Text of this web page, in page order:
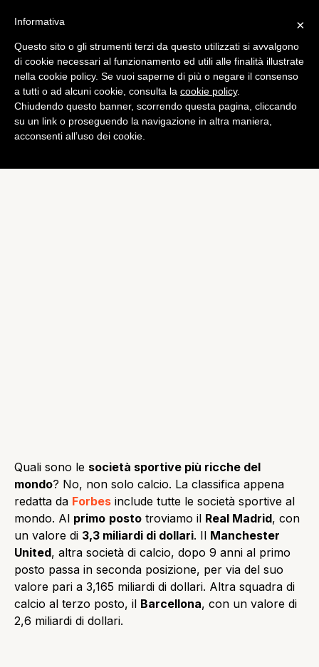
Curiosità
Società sportive: quali sono
le società più ricche?
di Alessandro Moretti
Quali sono le società sportive più ricche del
mondo? No, non solo calcio. La classifica appena
redatta da Forbes include tutte le società sportive al
mondo. Al primo posto troviamo il Real Madrid, con
un valore di 3,3 miliardi di dollari. Il Manchester
United, altra società di calcio, dopo 9 anni al primo
posto passa in seconda posizione, per via del suo
valore pari a 3,165 miliardi di dollari. Altra squadra di
calcio al terzo posto, il Barcellona, con un valore di
2,6 miliardi di dollari.
×
Informativa
Questo sito o gli strumenti terzi da questo utilizzati si avvalgono
di cookie necessari al funzionamento ed utili alle finalità illustrate
nella cookie policy. Se vuoi saperne di più o negare il consenso
a tutti o ad alcuni cookie, consulta la cookie policy.
Chiudendo questo banner, scorrendo questa pagina, cliccando
su un link o proseguendo la navigazione in altra maniera,
acconsenti all’uso dei cookie.